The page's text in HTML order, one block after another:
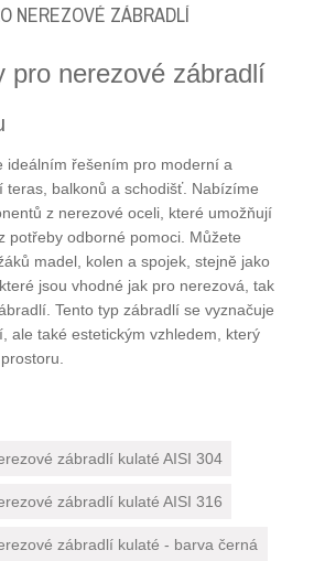
NEREZOVÉ ZÁBRADLÍ
pro nerezové zábradlí
ideálním řešením pro moderní a
teras, balkonů a schodišť. Nabízíme
z nerezové oceli, které umožňují
potřeby odborné pomoci. Můžete
madel, kolen a spojek, stejně jako
jsou vhodné jak pro nerezová, tak
Tento typ zábradlí se vyznačuje
ale také estetickým vzhledem, který
zábradlí kulaté AISI 304
zábradlí kulaté AISI 316
zábradlí kulaté - barva černá